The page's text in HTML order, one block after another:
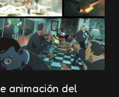
animación del